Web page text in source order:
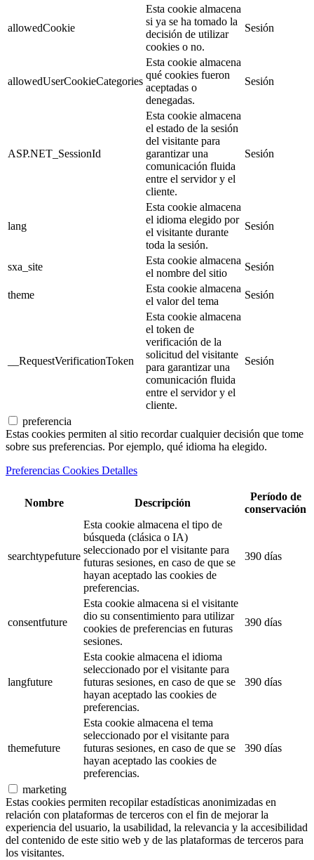
allowedCookie
Esta cookie almacena
si ya se ha tomado la
decisión de utilizar
cookies o no.
Sesión
allowedUserCookieCategories
Esta cookie almacena
qué cookies fueron
aceptadas o
denegadas.
Sesión
ASP.NET_SessionId
Esta cookie almacena
el estado de la sesión
del visitante para
garantizar una
comunicación fluida
entre el servidor y el
cliente.
Sesión
lang
Esta cookie almacena
el idioma elegido por
el visitante durante
toda la sesión.
Sesión
sxa_site
Esta cookie almacena
el nombre del sitio
Sesión
theme
Esta cookie almacena
el valor del tema
Sesión
__RequestVerificationToken
Esta cookie almacena
el token de
verificación de la
solicitud del visitante
para garantizar una
comunicación fluida
entre el servidor y el
cliente.
Sesión
preferencia
Estas cookies permiten al sitio recordar cualquier decisión que tome
sobre sus preferencias. Por ejemplo, qué idioma ha elegido.
Preferencias Cookies Detalles
Nombre Descripción
Período de
conservación
searchtypefuture
Esta cookie almacena el tipo de
búsqueda (clásica o IA)
seleccionado por el visitante para
futuras sesiones, en caso de que se
hayan aceptado las cookies de
preferencias.
390 días
consentfuture
Esta cookie almacena si el visitante
dio su consentimiento para utilizar
cookies de preferencias en futuras
sesiones.
390 días
langfuture
Esta cookie almacena el idioma
seleccionado por el visitante para
futuras sesiones, en caso de que se
hayan aceptado las cookies de
preferencias.
390 días
themefuture
Esta cookie almacena el tema
seleccionado por el visitante para
futuras sesiones, en caso de que se
hayan aceptado las cookies de
preferencias.
390 días
marketing
Estas cookies permiten recopilar estadísticas anonimizadas en
relación con plataformas de terceros con el fin de mejorar la
experiencia del usuario, la usabilidad, la relevancia y la accesibilidad
del contenido de este sitio web y de las plataformas de terceros para
los visitantes.